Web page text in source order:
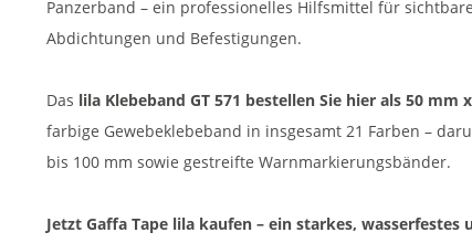
Panzerband – ein professionelles Hilfsmittel für
Abdichtungen und Befestigungen.
Das lila Klebeband GT 571 bestellen Sie hier als 50 mm
farbige Gewebeklebeband in insgesamt 21 Farben –
bis 100 mm sowie gestreifte Warnmarkierungsbänder.
Jetzt Gaffa Tape lila kaufen – ein starkes, wasserfestes